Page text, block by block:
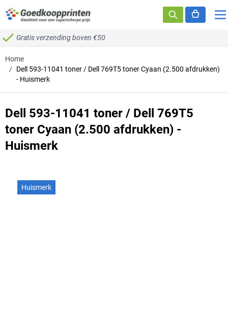
Ga naar de inhoud
Gratis verzending boven €50
Home
/ Dell 593-11041 toner / Dell 769T5 toner Cyaan (2.500 afdrukken)
- Huismerk
Dell 593-11041 toner / Dell 769T5
toner Cyaan (2.500 afdrukken) -
Huismerk
Huismerk